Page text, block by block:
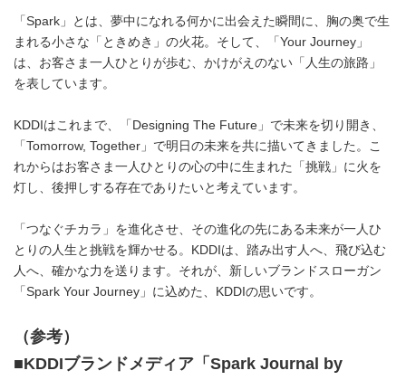
「Spark」とは、夢中になれる何かに出会えた瞬間に、胸の奥で生
まれる小さな「ときめき」の火花。そして、「Your Journey」
は、お客さま一人ひとりが歩む、かけがえのない「人生の旅路」
を表しています。
KDDIはこれまで、「Designing The Future」で未来を切り開き、
「Tomorrow, Together」で明日の未来を共に描いてきました。こ
れからはお客さま一人ひとりの心の中に生まれた「挑戦」に火を
灯し、後押しする存在でありたいと考えています。
「つなぐチカラ」を進化させ、その進化の先にある未来が一人ひ
とりの人生と挑戦を輝かせる。KDDIは、踏み出す人へ、飛び込む
人へ、確かな力を送ります。それが、新しいブランドスローガン
「Spark Your Journey」に込めた、KDDIの思いです。
（参考）
■KDDIブランドメディア「 Spark Journal by